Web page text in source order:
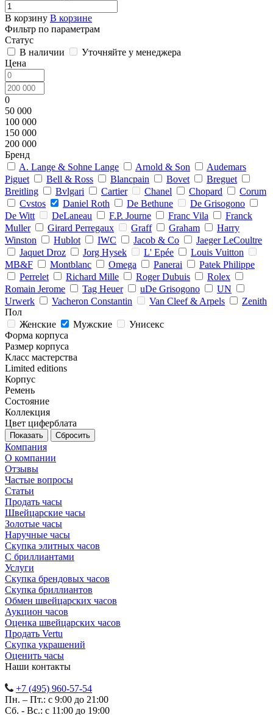
В корзину В корзине
Фильтр по параметрам
Статус
В наличии
Уточняйте у менеджера
Цена
0
50 000
100 000
150 000
200 000
Бренд
A. Lange & Sohne Lange
Arnold & Son
Audemars
Piguet
Bell & Ross Blancpain Bovet
Breguet
Breitling
Bvlgari Cartier Chanel Chopard
Corum
Cvstos
Daniel Roth De Bethune
De Grisogono
De Witt
DeLaneau F.P. Journe Franc Vila
Franck
Muller
Girard Perregaux Graff Graham
Harry
Winston
Hublot IWC Jacob & Co
Jaeger LeCoultre
Jaquet Droz
Jorg Hysek L' Epée
Louis Vuitton
MB&F
Montblanc Omega Panerai
Patek Philippe
Perrelet
Richard Mille Roger Dubuis
Rolex
Romain Jerome
Tag Heuer uDe Grisogono
UN
Urwerk
Vacheron Constantin Van Cleef & Arpels
Zenith
Пол
Женские
Мужские
Унисекс
Форма корпуса
Размер корпуса
Класс мастерства
Limited editions
Корпус
Ремень
Состояние
Коллекция
Цвет циферблата
Сбросить
Компания
О компании
Отзывы
Частые вопросы
Статьи
Продать часы
Швейцарские часы
Золотые часы
Наручные часы
Скупка элитных часов
С бриллиантами
Услуги
Скупка брендовых часов
Скупка бриллиантов
Обмен швейцарских часов
Аукцион часов
Оценка швейцарских часов
Продать Vertu
Скупка украшений
Оценить часы
Наши контакты
+7 (495) 960-57-54
Пн. – Пт.: с 9:00 до 21:00
Сб. - Вс.: c 11:00 до 19:00